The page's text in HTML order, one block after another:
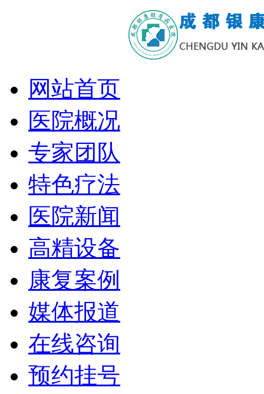
网站首页
医院概况
专家团队
特色疗法
医院新闻
高精设备
康复案例
媒体报道
在线咨询
预约挂号